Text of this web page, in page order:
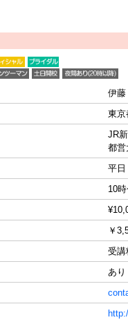
伊
東京
JR
都営
平日
10
￥
受講
あり